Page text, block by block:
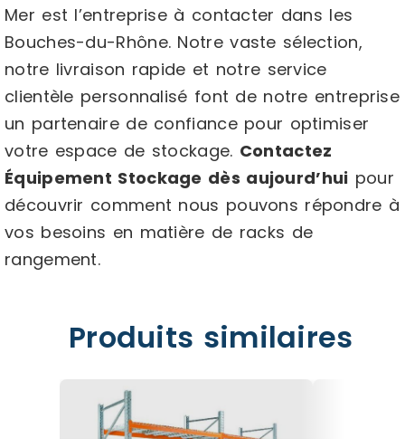
Mer est l’entreprise à contacter dans les
Bouches-du-Rhône. Notre vaste sélection,
notre livraison rapide et notre service
clientèle personnalisé font de notre entreprise
un partenaire de confiance pour optimiser
votre espace de stockage. Contactez
Équipement Stockage dès aujourd’hui pour
découvrir comment nous pouvons répondre à
vos besoins en matière de racks de
rangement.
Produits similaires